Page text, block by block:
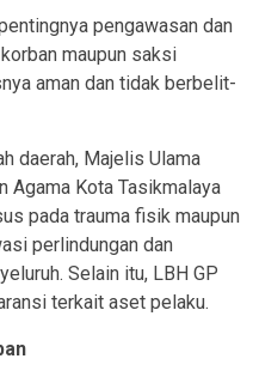
pengawasan dan
maupun saksi
aman dan tidak berbelit-
daerah, Majelis Ulama
Agama Kota Tasikmalaya
pada trauma fisik maupun
perlindungan dan
Selain itu, LBH GP
terkait aset pelaku.